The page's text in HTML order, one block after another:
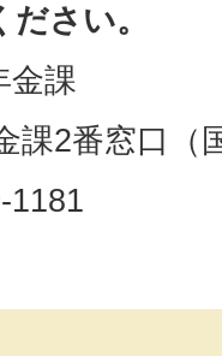
さい。
課
課2番窓口（